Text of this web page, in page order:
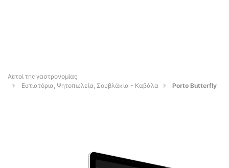
Αετοί της γαστρονομίας
Εστιατόρια, Ψητοπωλεία, Σουβλάκια - Καβάλα
Porto Butterfly